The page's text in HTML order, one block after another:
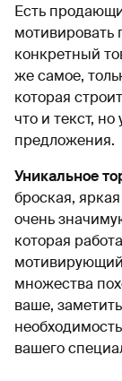
Есть
мотивировать
конкретный
же самое,
которая
что и текст,
предложения.
Уникальное
броская,
очень
которая
множества
ваше,
вашего